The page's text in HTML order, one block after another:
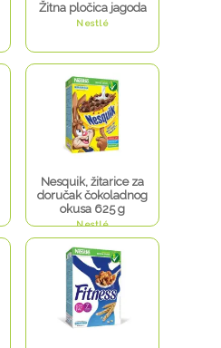
Žitna pločica jagoda
Nestlé
Nesquik, žitarice za
doručak čokoladnog
okusa 625 g
Nestlé